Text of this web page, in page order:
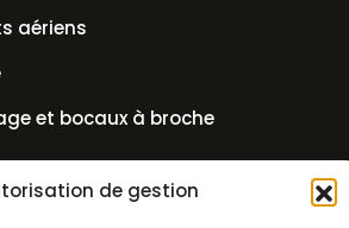
de gestion
aériens
et bocaux à broche
SUR LES CONTACTS